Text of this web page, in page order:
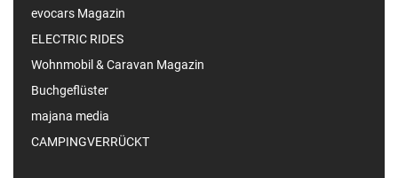
evocars Magazin
ELECTRIC RIDES
Wohnmobil & Caravan Magazin
Buchgeflüster
majana media
CAMPINGVERRÜCKT